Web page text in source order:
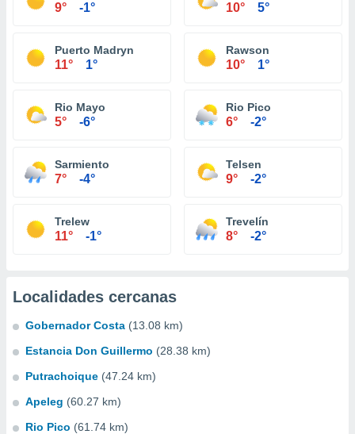
9° -1° 10° 5°
Puerto Madryn
11° 1°
Rawson
10° 1°
Rio Mayo
5° -6°
Rio Pico
6° -2°
Sarmiento
7° -4°
Telsen
9° -2°
Trelew
11° -1°
Trevelín
8° -2°
Localidades cercanas
Gobernador Costa (13.08 km)
Estancia Don Guillermo (28.38 km)
Putrachoique (47.24 km)
Apeleg (60.27 km)
Rio Pico (61.74 km)